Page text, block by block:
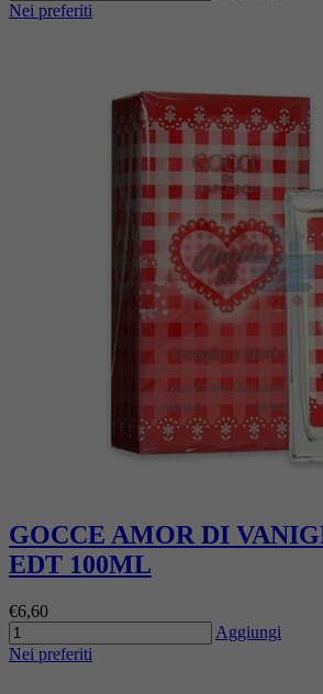
Nei preferiti
GOCCE AMOR DI
EDT 100ML
€6,60
Aggiungi
Nei preferiti